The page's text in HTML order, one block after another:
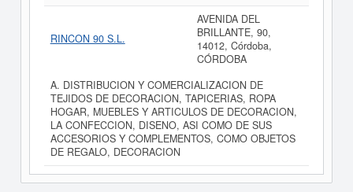
RINCON 90 S.L.
AVENIDA DEL
BRILLANTE, 90,
14012, Córdoba,
CÓRDOBA
A. DISTRIBUCION Y COMERCIALIZACION DE
TEJIDOS DE DECORACION, TAPICERIAS, ROPA
HOGAR, MUEBLES Y ARTICULOS DE DECORACION,
LA CONFECCION, DISENO, ASI COMO DE SUS
ACCESORIOS Y COMPLEMENTOS, COMO OBJETOS
DE REGALO, DECORACION